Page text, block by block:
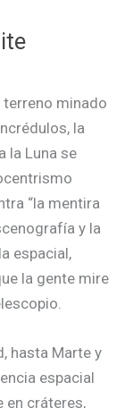
terreno minado
la
la Luna se
“la mentira
y la
espacial,
la gente mire
hasta Marte y
espacial
en cráteres,